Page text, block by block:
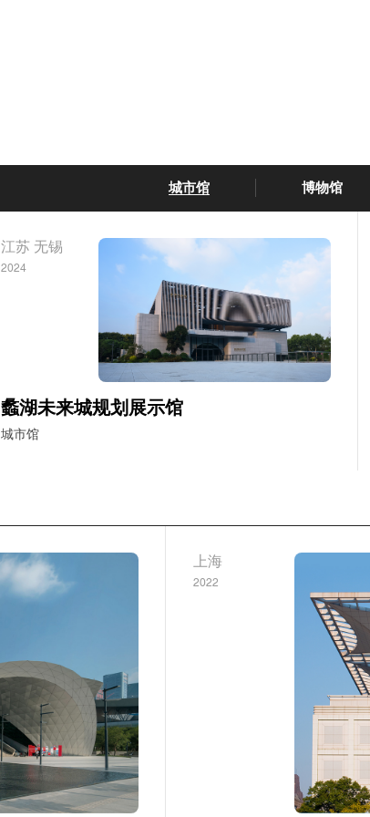
城市馆 博物馆
江苏 无锡
2024
蠡湖未来城规划展示馆
城市馆
上海
2022